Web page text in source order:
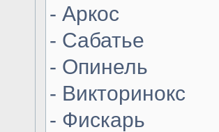
- Аркос
- Сабатье
- Опинель
- Викторинокс
- Фискарь